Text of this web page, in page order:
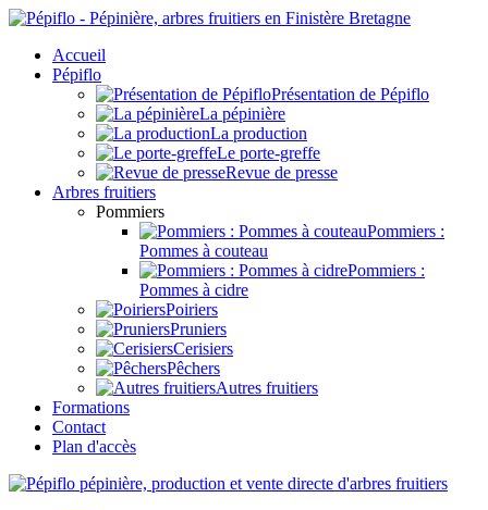
Accueil
Pépiflo
Présentation de Pépiflo
La pépinière
La production
Le porte-greffe
Revue de presse
Arbres fruitiers
Pommiers
Pommiers :
Pommes à couteau
Pommiers :
Pommes à cidre
Poiriers
Pruniers
Cerisiers
Pêchers
Autres fruitiers
Formations
Contact
Plan d'accès